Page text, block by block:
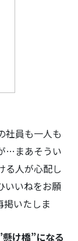
社員も一人も
…まあそうい
る人が心配し
いいねをお願
掲いたしま
け橋”になる